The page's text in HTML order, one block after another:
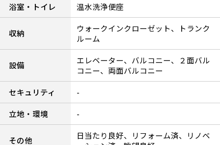
浴室・トイレ
温水洗浄便座
収納
ウォークインクローゼット、トランク
ルーム
設備
エレベーター、バルコニー、２面バル
コニー、両面バルコニー
セキュリティ
-
立地・環境
-
その他
日当たり良好、リフォーム済、リノベ